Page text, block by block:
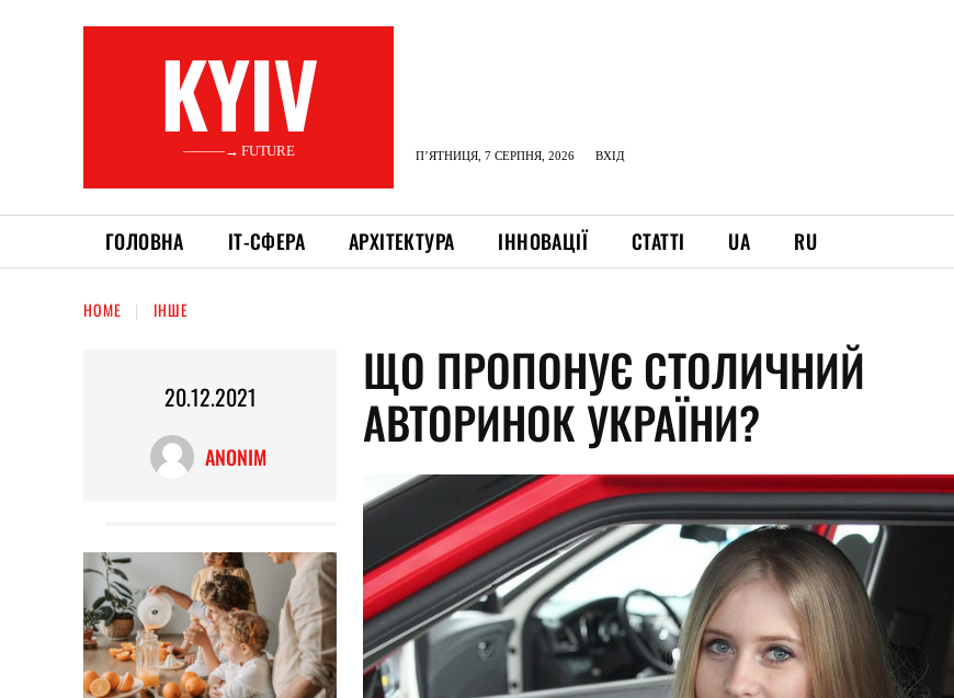
KYIV
———→ FUTURE П’ЯТНИЦЯ, 7 СЕРПНЯ, 2026 ВХІД
ГОЛОВНА ІТ-СФЕРА АРХІТЕКТУРА ІННОВАЦІЇ СТАТТІ UA RU
HOME ІНШЕ
20.12.2021
ANONIM
ЩО ПРОПОНУЄ СТОЛИЧНИЙ
АВТОРИНОК УКРАЇНИ?